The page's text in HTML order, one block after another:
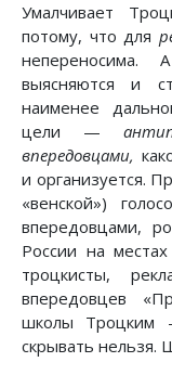
Умалчивает
потому, что для
выясняются и
наименее
цели —
впередовцами,
и организуется.
«венской»)
впередовцами,
России на
троцкисты,
впередовцев
школы Троцким
скрывать нельзя.